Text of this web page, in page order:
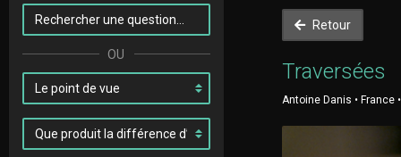
Retour
Traversées
Antoine Danis • France